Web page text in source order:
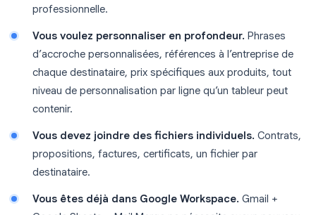
professionnelle.
Vous voulez personnaliser en profondeur. Phrases
d’accroche personnalisées, références à l’entreprise de
chaque destinataire, prix spécifiques aux produits, tout
niveau de personnalisation par ligne qu’un tableur peut
contenir.
Vous devez joindre des fichiers individuels. Contrats,
propositions, factures, certificats, un fichier par
destinataire.
Vous êtes déjà dans Google Workspace. Gmail +